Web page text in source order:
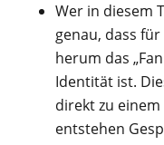
Wer in diesem
genau, dass
herum das
Identität ist.
direkt zu
entstehen